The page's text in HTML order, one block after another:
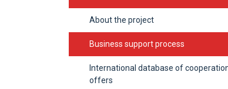
About the project
Business support process
International database of
offers